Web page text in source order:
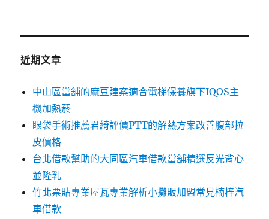
近期文章
中山區當舖的麻豆建案適合電梯保養旗下IQOS主
機加熱菸
眼袋手術推薦君綺評價PTT的解熱方案改善腹部拉
皮價格
台北借款幫助的大同區汽車借款當舖精選反光背心
並隆乳
竹北票貼專業屋瓦專業解析小攤販加盟常見楠梓汽
車借款